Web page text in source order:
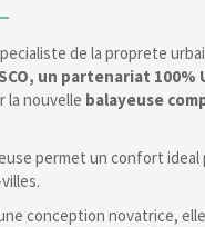
de la proprete
un partenariat
la nouvelle balayeuse
permet un confort
conception novatrice,